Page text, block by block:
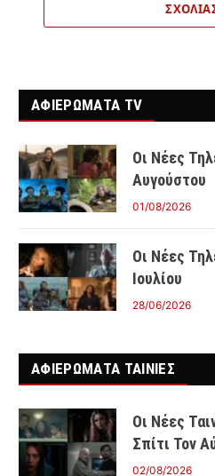
ΑΦΙΕΡΩΜΑΤΑ TV
Οι Νέες
Αυγούστου
01/08/2026
Οι Νέες
Ιουλίου
28/06/2026
ΑΦΙΕΡΩΜΑΤΑ ΤΑΙΝΊΕΣ
Οι Νέες
Σπίτι Τον
02/08/2026